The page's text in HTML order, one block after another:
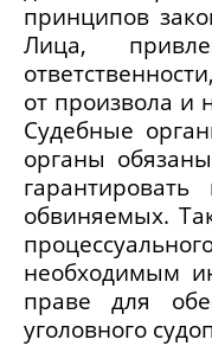
принципов
Лица,
от произвола и
Судебные
органы
обвиняемых.
необходимым
праве для
уголовного